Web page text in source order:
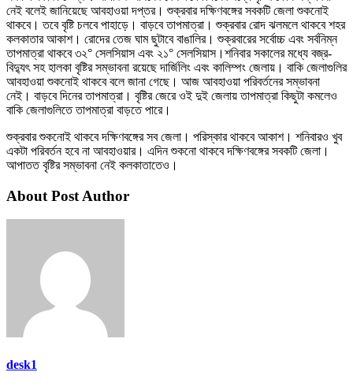
নেই বলেই জানিয়েছে আবহাওয়া দপ্তর। শুক্রবার দক্ষিণবঙ্গের সবকটি জেলা শুকনোই
থাকবে। তবে বৃষ্টি চলবে পাহাড়ে। বাড়বে তাপমাত্রা। শুক্রবার রোদ ঝলমলে থাকবে শহর
কলকাতার আকাশ। রোদের তেজ ঘাম ছুটাবে বাঙালির। শুক্রবারের সর্বোচ্চ এবং সর্বনিম্ন
তাপমাত্রা থাকবে ৩২° সেলসিয়াস এবং ২১° সেলসিয়াস। শনিবার সকালের মধ্যে বজ্র-
বিদ্যুৎ সহ হালকা বৃষ্টির সম্ভাবনা রয়েছে দার্জিলিং এবং কালিম্পং জেলায়। বাকি জেলাগুলির
আবহাওয়া শুকনোই থাকবে বলে জানা গেছে। আজ আবহাওয়া পরিবর্তনের সম্ভাবনা
নেই। বাড়বে দিনের তাপমাত্রা। বৃষ্টির জেরে ওই দুই জেলায় তাপমাত্রা কিছুটা কমলেও
বাকি জেলাগুলিতে তাপমাত্রা বাড়তে পারে।
শুক্রবার শুকনোই থাকবে দক্ষিণবঙ্গের সব জেলা। পরিস্কার থাকবে আকাশ। শনিবারও খুব
একটা পরিবর্তন হবে না আবহাওয়ার। এদিন শুকনো থাকবে দক্ষিণবঙ্গের সবকটি জেলা।
আপাতত বৃষ্টির সম্ভাবনা নেই কলকাতাতেও।
About Post Author
desk1